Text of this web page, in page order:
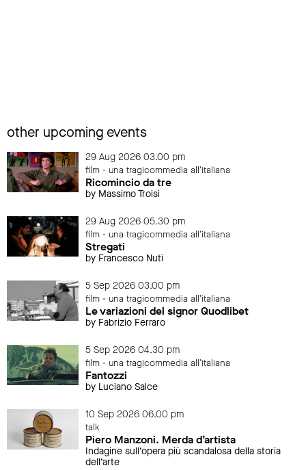
other upcoming events
29 Aug 2026 03.00 pm
film - una tragicommedia all'italiana
Ricomincio da tre
by Massimo Troisi
29 Aug 2026 05.30 pm
film - una tragicommedia all'italiana
Stregati
by Francesco Nuti
5 Sep 2026 03.00 pm
film - una tragicommedia all'italiana
Le variazioni del signor Quodlibet
by Fabrizio Ferraro
5 Sep 2026 04.30 pm
film - una tragicommedia all'italiana
Fantozzi
by Luciano Salce
10 Sep 2026 06.00 pm
talk
Piero Manzoni. Merda d’artista
Indagine sull’opera più scandalosa della storia
dell’arte